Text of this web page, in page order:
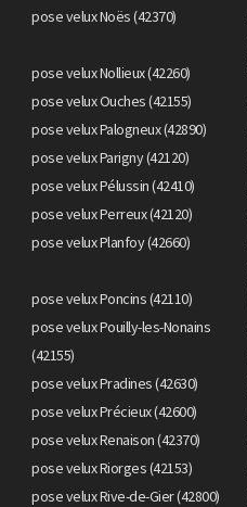
pose velux Noës (42370)
pose velux Nollieux (42260)
pose velux Ouches (42155)
pose velux Palogneux (42890)
pose velux Parigny (42120)
pose velux Pélussin (42410)
pose velux Perreux (42120)
pose velux Planfoy (42660)
pose velux Poncins (42110)
pose velux Pouilly-les-Nonains
(42155)
pose velux Pradines (42630)
pose velux Précieux (42600)
pose velux Renaison (42370)
pose velux Riorges (42153)
pose velux Rive-de-Gier (42800)